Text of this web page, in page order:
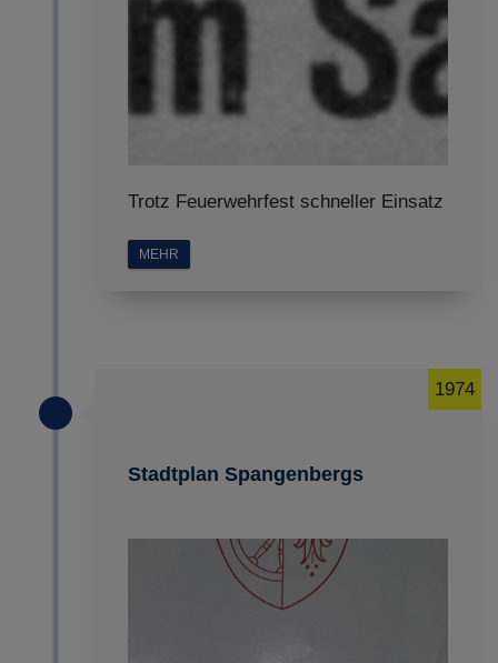
Trotz Feuerwehrfest schneller Einsatz
MEHR
Stadtplan Spangenbergs
1974